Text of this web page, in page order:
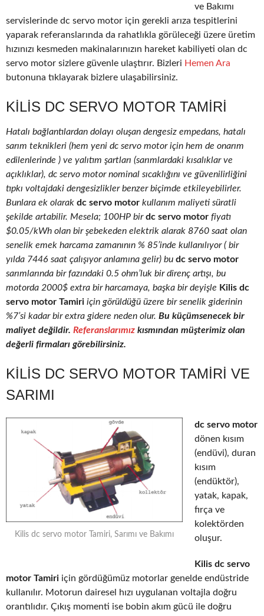
ve Bakımı
servislerinde dc servo motor için gerekli arıza tespitlerini
yaparak referanslarında da rahatlıkla görüleceği üzere üretim
hızınızı kesmeden makinalarınızın hareket kabiliyeti olan dc
servo motor sizlere güvenle ulaştırır. Bizleri Hemen Ara
butonuna tıklayarak bizlere ulaşabilirsiniz.
KILIS DC SERVO MOTOR TAMIRI
Hatalı bağlantılardan dolayı oluşan dengesiz empedans, hatalı
sarım teknikleri (hem yeni dc servo motor için hem de onarım
edilenlerinde ) ve yalıtım şartları (sarımlardaki kısalıklar ve
açıklıklar), dc servo motor nominal sıcaklığını ve güvenilirliğini
tıpkı voltajdaki dengesizlikler benzer biçimde etkileyebilirler.
Bunlara ek olarak dc servo motor kullanım maliyeti süratli
şekilde artabilir. Mesela; 100HP birdc servo motor fiyatı
$0.05/kWh olan bir şebekeden elektrik alarak 8760 saat olan
senelik emek harcama zamanının % 85’inde kullanılıyor ( bir
yılda 7446 saat çalışıyor anlamına gelir) bu dc servo motor
sarımlarında bir fazındaki 0.5 ohm’luk bir direnç artışı, bu
motorda 2000$ extra bir harcamaya, başka bir deyişle Kilis dc
servo motor Tamiri için görüldüğü üzere bir senelik giderinin
%7’si kadar bir extra gidere neden olur. Bu küçümsenecek bir
maliyet değildir. Referanslarımız kısmından müşterimiz olan
değerli firmaları görebilirsiniz.
KILIS DC SERVO MOTOR TAMIRI VE
SARIMI
Kilis dc servo motor Tamiri, Sarımı ve Bakımı
dc servo motor
dönen kısım
(endüvi), duran
kısım
(endüktör),
yatak, kapak,
fırça ve
kolektörden
oluşur.
Kilis dc servo
motor Tamiri için gördüğümüz motorlar genelde endüstride
kullanılır. Motorun dairesel hızı uygulanan voltajla doğru
orantılıdır. Çıkış momenti ise bobin akım gücü ile doğru